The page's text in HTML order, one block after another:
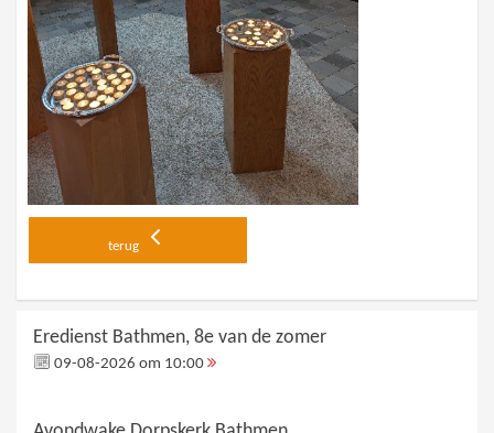
terug
Eredienst Bathmen, 8e van de zomer
09-08-2026 om 10:00